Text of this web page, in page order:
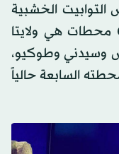
التوابيت الخشبية
الملونة. وتنقل هذا المعرض في 6 محطات هي ولايتا
وسيدني وطوكيو،
السابعة حالياً